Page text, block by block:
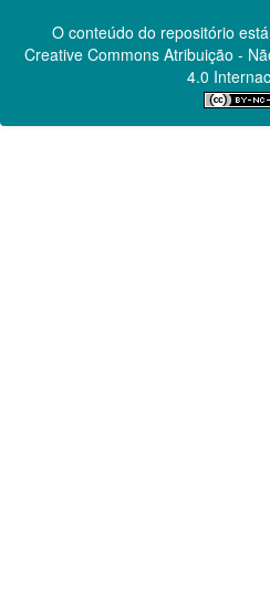
O conteúdo do repositório
Creative CommonsAtribuição -
4.0